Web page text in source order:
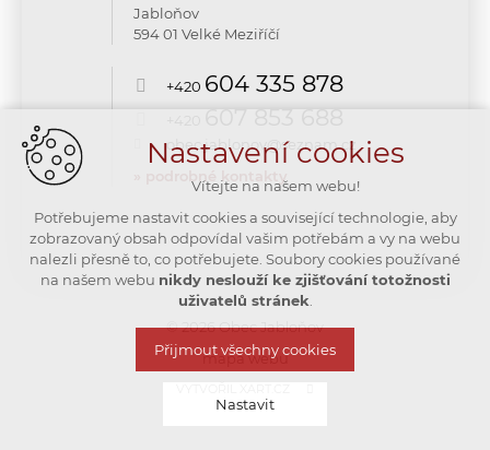
Jabloňov
594 01 Velké Meziříčí
+420 604 335 878
obec.jablonov@seznam.cz
» podrobné kontakty
© 2026 Obec Jabloňov
mapa webu
Nastavení cookies
Vítejte na našem webu!
Potřebujeme nastavit cookies a související technologie, aby
zobrazovaný obsah odpovídal vašim potřebám a vy na webu
nalezli přesně to, co potřebujete. Soubory cookies používané
na našem webu nikdy neslouží ke zjišťování totožnosti
uživatelů stránek
Přijmout všechny cookies
Nastavit